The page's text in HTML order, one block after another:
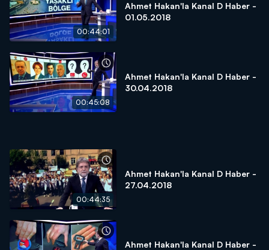
00:44:01
Ahmet Hakan'la Kanal D Haber -
01.05.2018
00:45:08
Ahmet Hakan'la Kanal D Haber -
30.04.2018
00:44:35
Ahmet Hakan'la Kanal D Haber -
27.04.2018
Ahmet Hakan'la Kanal D Haber -